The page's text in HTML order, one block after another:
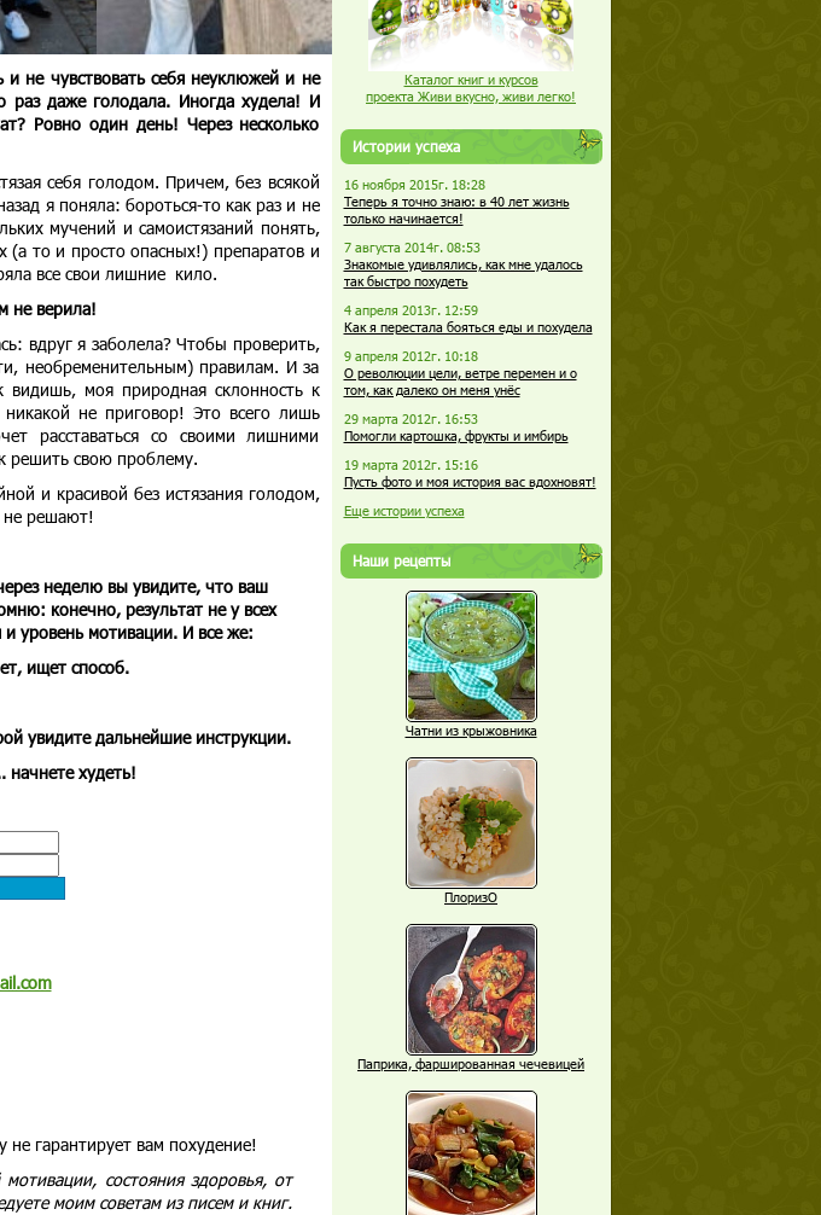
не чувствовать себя неуклюжей и не
раз даже голодала. Иногда худела! И
Ровно один день! Через несколько
себя голодом. Причем, без всякой
я поняла: бороться-то как раз и не
мучений и самоистязаний понять,
(а то и просто опасных!) препаратов и
все свои лишние кило.
не верила!
вдруг я заболела? Чтобы проверить,
необременительным) правилам. И за
видишь, моя природная склонность к
не приговор! Это всего лишь
расставаться со своими лишними
решить свою проблему.
и красивой без истязания голодом,
не решают!
неделю вы увидите, что ваш
конечно, результат не у всех
уровень мотивации. И все же:
ищет способ.
увидите дальнейшие инструкции.
худеть!
гарантирует вам похудение!
состояния здоровья, от
моим советам из писем и книг.
Каталог книг и курсов
проекта Живи вкусно, живи легко!
Истории успеха
16 ноября 2015г. 18:28
Теперь я точно знаю: в 40 лет жизнь
только начинается!
7 августа 2014г. 08:53
Знакомые удивлялись, как мне удалось
так быстро похудеть
4 апреля 2013г. 12:59
Как я перестала бояться еды и похудела
9 апреля 2012г. 10:18
О революции цели, ветре перемен и о
том, как далеко он меня унёс
29 марта 2012г. 16:53
Помогли картошка, фрукты и имбирь
19 марта 2012г. 15:16
Пусть фото и моя история вас вдохновят!
Еще истории успеха
Наши рецепты
Чатни из крыжовника
ПлоризО
Паприка, фаршированная чечевицей